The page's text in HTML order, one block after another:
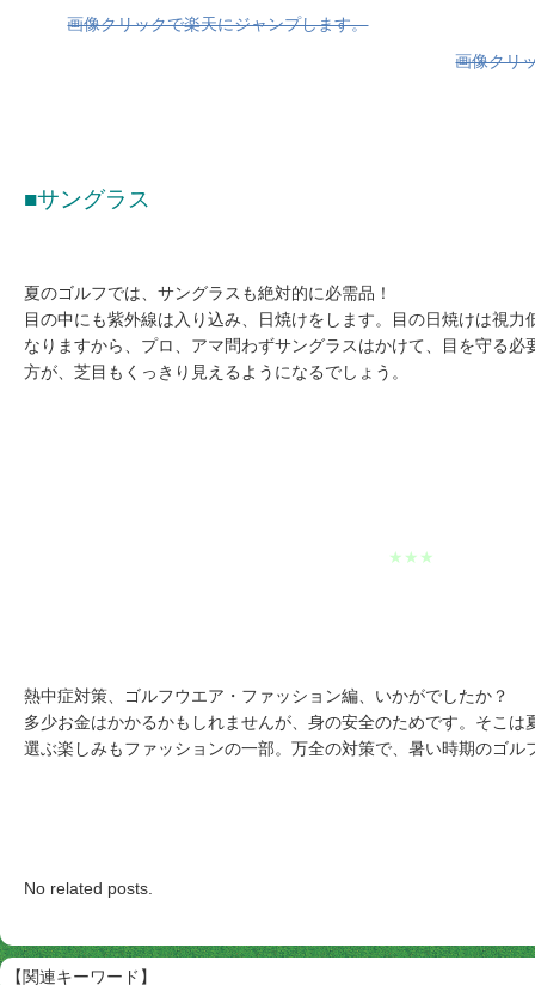
画像クリックで楽天にジャンプします。
画像クリ
■サングラス
夏のゴルフでは、サングラスも絶対的に必需品！
目の中にも紫外線は入り込み、日焼けをします。目の日焼けは視
なりますから、プロ、アマ問わずサングラスはかけて、目を守る
方が、芝目もくっきり見えるようになるでしょう。
★★★
熱中症対策、ゴルフウエア・ファッション編、いかがでしたか？
多少お金はかかるかもしれませんが、身の安全のためです。そこ
選ぶ楽しみもファッションの一部。万全の対策で、暑い時期のゴル
No related posts.
【関連キーワード】